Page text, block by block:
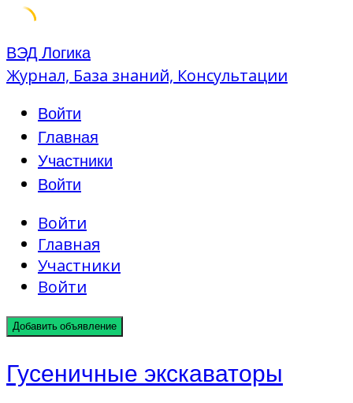
Skip
to
ВЭД Логика
Журнал, База знаний, Консультации
Войти
Главная
Участники
Войти
Войти
Главная
Участники
Войти
Добавить объявление
Гусеничные экскаваторы